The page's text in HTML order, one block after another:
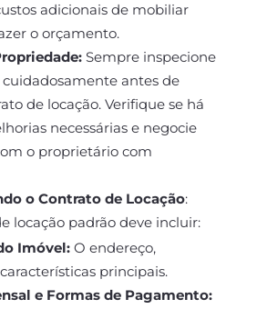
adicionais de mobiliar
o orçamento.
Sempre inspecione
antes de
de locação. Verifique se há
necessárias e negocie
o proprietário com
o Contrato de Locação:
locação padrão deve incluir:
Imóvel: O endereço,
principais.
e Formas de Pagamento: